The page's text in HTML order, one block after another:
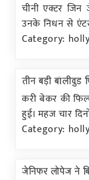
चीनी एक्टर
उनके निधन से
Category:
तीन बड़ी बॉलीवुड
करी बेकर की
हुई। महज चार
Category:
जेनिफर लोपेज ने